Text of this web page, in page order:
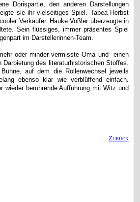
Dorispartie, den anderen Darstellungen
sie ihr vielseitiges Spiel. Tabea Herbst
Verkäufer. Hauke Voßler überzeugte in
Sein flüssiges, immer präsentes Spiel
im Darstellerinnen-Team.
oder minder vermisste Oma und einen
des literaturhistorischen Stoffes.
auf dem die Rollenwechsel jeweils
ebenso klar wie verblüffend einfach.
wieder berührende Aufführung mit Witz und
Zurück